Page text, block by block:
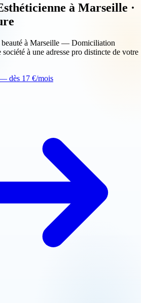
à Marseille ·
beauté à Marseille — Domiciliation
à une adresse pro distincte de votre
dès 17 €/mois